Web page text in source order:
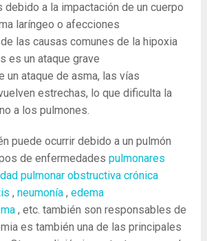
a la impactación de un cuerpo
laríngeo o afecciones
las causas comunes de la hipoxia
es un ataque grave
un ataque de asma, las vías
estrechas, lo que dificulta la
a los pulmones.
puede ocurrir debido a un pulmón
de enfermedades pulmonares
pulmonar obstructiva crónica
, neumonía, edema
, etc. también son responsables de
es también una de las principales